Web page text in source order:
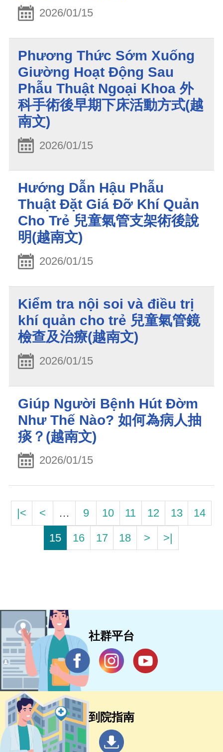
2026/01/15
Phương Thức Sớm Xuống
Giường Hoạt Động Sau
Phẫu Thuật Ngoại Khoa 外
科手術後早期下床活動方式(越
南文)
2026/01/15
Hướng Dẫn Hậu Phẫu
Thuật Đặt Giá Đỡ Khí Quản
Cho Trẻ 兒童氣管支架術後說
明(越南文)
2026/01/15
Kiểm tra nội soi và điều trị
khí quản cho trẻ 兒童氣管鏡
檢查及治療(越南文)
2026/01/15
Giúp Người Bệnh Hút Đờm
Như Thế Nào? 如何為病人抽
痰？(越南文)
2026/01/15
|< < … 9 10 11 12 13
14
15
16 17 18 > >|
社群平台
到院指南